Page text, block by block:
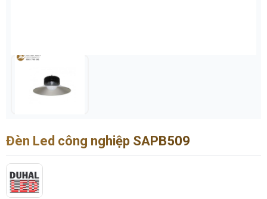
Đèn Led công nghiệp SAPB509